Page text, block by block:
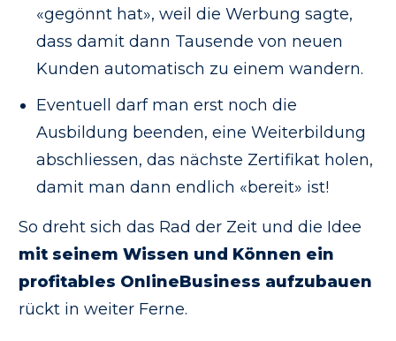
«gegönnt hat», weil die Werbung sagte,
dass damit dann Tausende von neuen
Kunden automatisch zu einem wandern.
Eventuell darf man erst noch die
Ausbildung beenden, eine Weiterbildung
abschliessen, das nächste Zertifikat holen,
damit man dann endlich «bereit» ist!
So dreht sich das Rad der Zeit und die Idee
mit seinem Wissen und Können ein
profitables OnlineBusiness aufzubauen
rückt in weiter Ferne.